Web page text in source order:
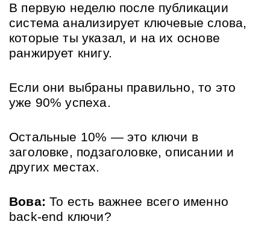
В первую неделю после публикации
система анализирует ключевые слова,
которые ты указал, и на их основе
ранжирует книгу.
Если они выбраны правильно, то это
уже 90% успеха.
Остальные 10% — это ключи в
заголовке, подзаголовке, описании и
других местах.
Вова: То есть важнее всего именно
back-end ключи?